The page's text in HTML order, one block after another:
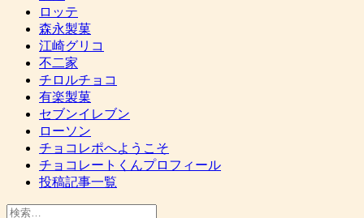
国内メーカー別
明治
ロッテ
森永製菓
江崎グリコ
不二家